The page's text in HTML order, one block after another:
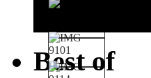
Best of